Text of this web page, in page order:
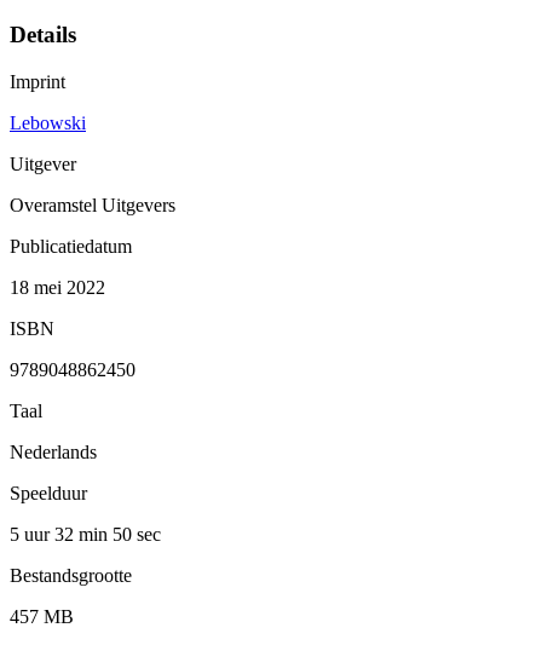
Details
Imprint
Lebowski
Uitgever
Overamstel Uitgevers
Publicatiedatum
18 mei 2022
ISBN
9789048862450
Taal
Nederlands
Speelduur
5 uur 32 min 50 sec
Bestandsgrootte
457 MB